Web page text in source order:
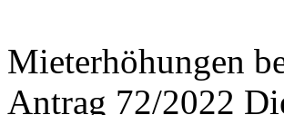
Mieterhöhungen
Antrag 72/2022